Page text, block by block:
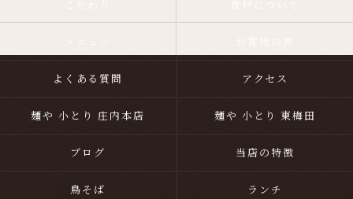
よくある質問 アクセス
麺や 小とり 庄内本店 麺や 小とり 東梅田
ブログ 当店の特徴
鳥そば ランチ